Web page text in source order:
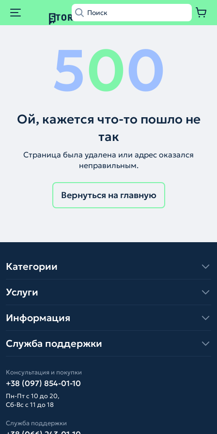
500
Ой, кажется что-то пошло не
так
Страница была удалена или адрес оказался
неправильным.
Вернуться на главную
Категории
Услуги
Информация
Служба поддержки
Консультация и покупки
+38 (097) 854-01-10
Пн-Пт с 10 до 20,
Сб-Вс с 11 до 18
Служба поддержки